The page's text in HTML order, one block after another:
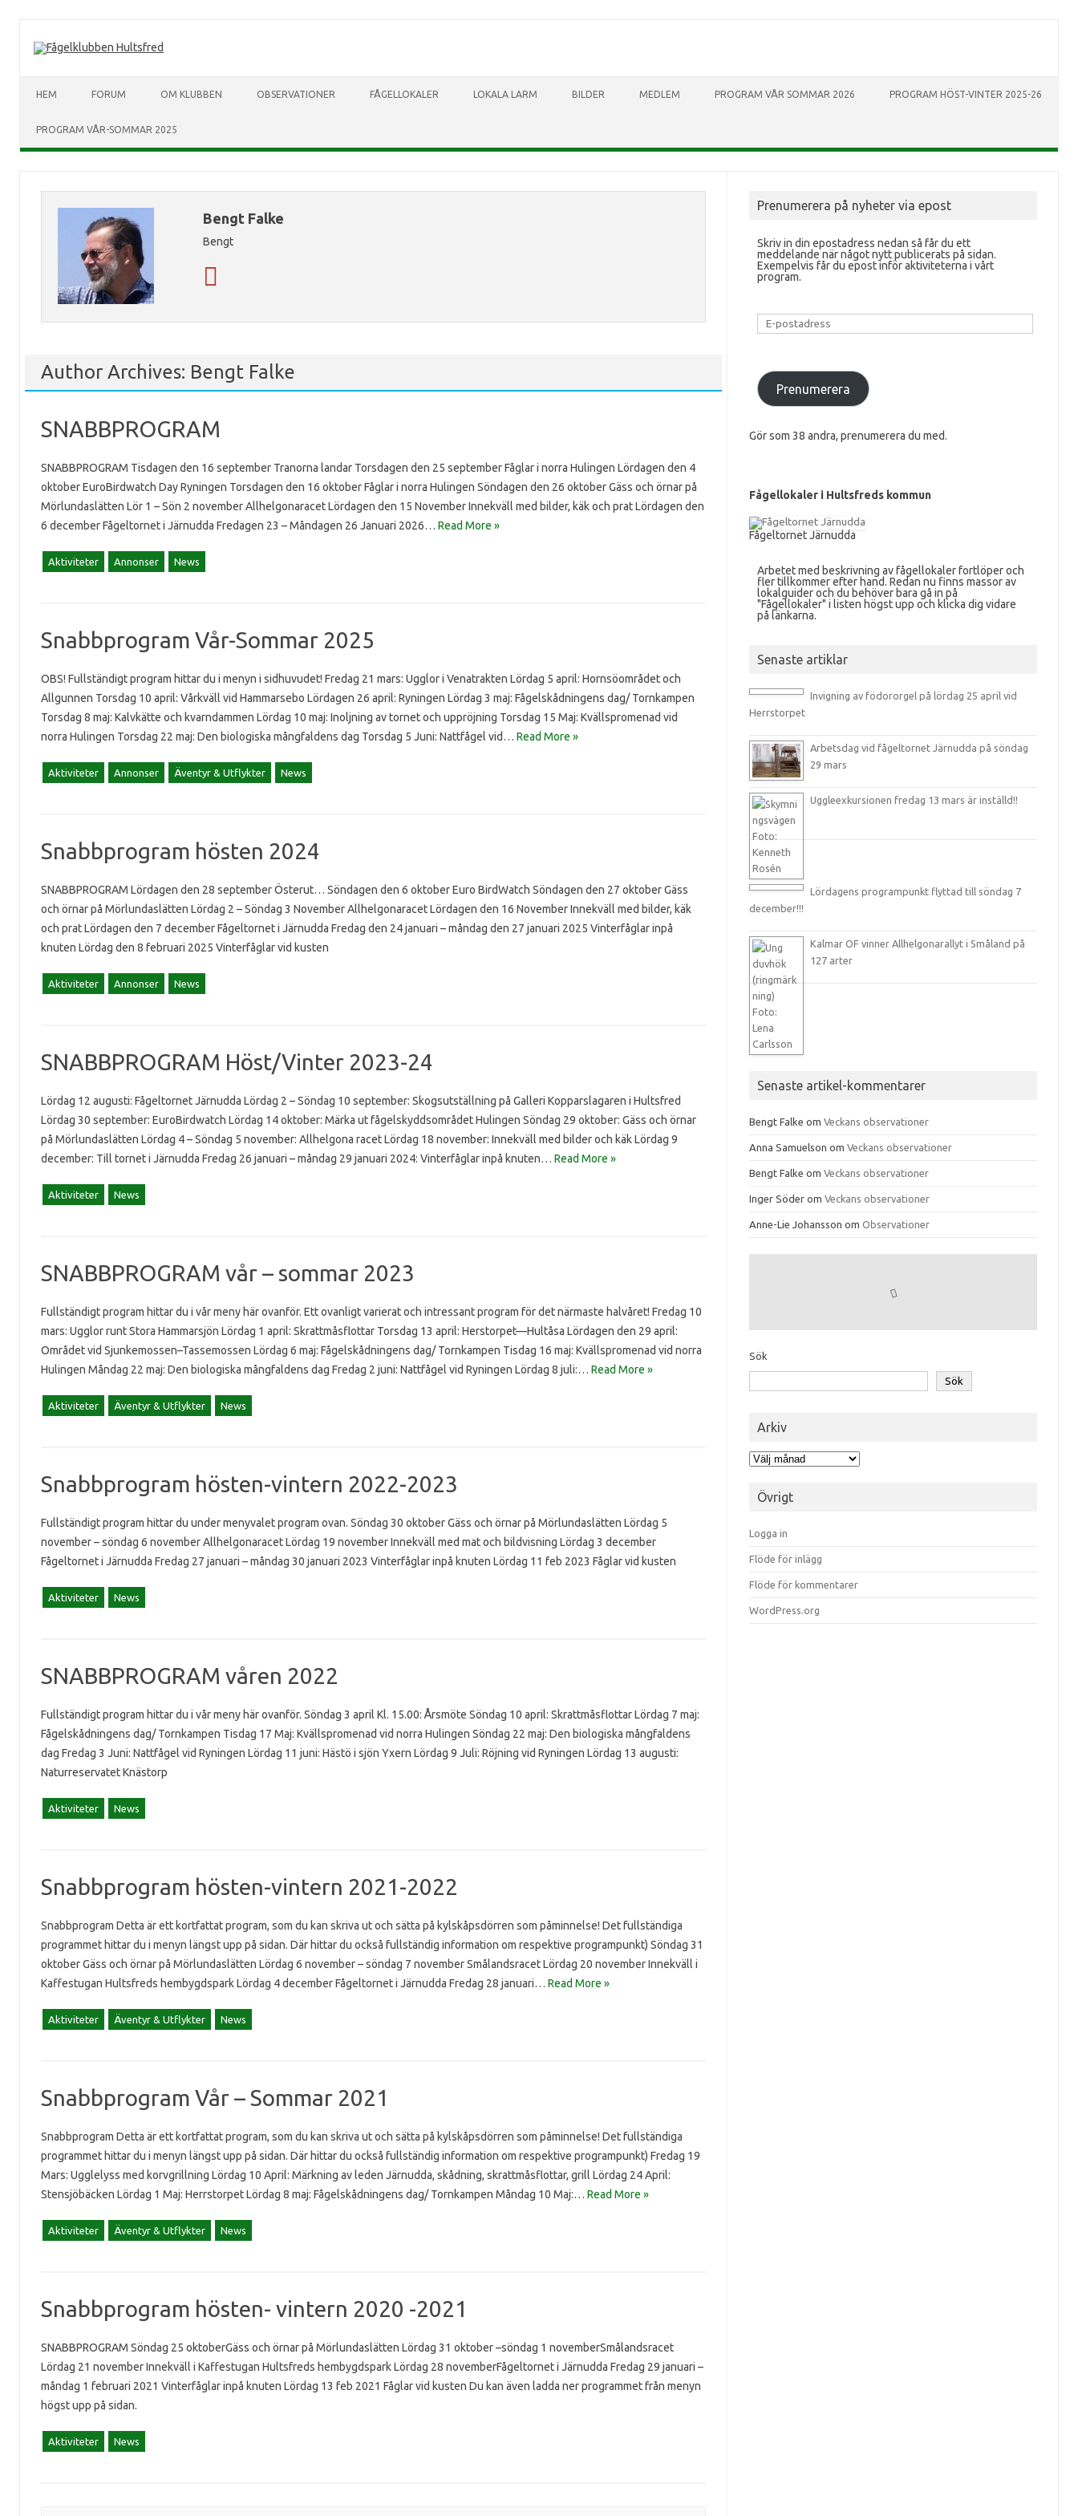
HEM FORUM OM KLUBBEN OBSERVATIONER FÅGELLOKALER LOKALA LARM BILDER MEDLEM PROGRAM VÅR SOMMAR 2026 PROGRAM HÖST-VINTER 2025-26
PROGRAM VÅR-SOMMAR 2025
Bengt Falke
Bengt
Author Archives: Bengt Falke
SNABBPROGRAM
SNABBPROGRAM Tisdagen den 16 september Tranorna landar Torsdagen den 25 september Fåglar i norra Hulingen Lördagen den 4
oktober EuroBirdwatch Day Ryningen Torsdagen den 16 oktober Fåglar i norra Hulingen Söndagen den 26 oktober Gäss och örnar på
Mörlundaslätten Lör 1 – Sön 2 november Allhelgonaracet Lördagen den 15 November Innekväll med bilder, käk och prat Lördagen den
6 december Fågeltornet i Järnudda Fredagen 23 – Måndagen 26 Januari 2026… Read More »
Aktiviteter Annonser News
Snabbprogram Vår-Sommar 2025
OBS! Fullständigt program hittar du i menyn i sidhuvudet! Fredag 21 mars: Ugglor i Venatrakten Lördag 5 april: Hornsöområdet och
Allgunnen Torsdag 10 april: Vårkväll vid Hammarsebo Lördagen 26 april: Ryningen Lördag 3 maj: Fågelskådningens dag/ Tornkampen
Torsdag 8 maj: Kalvkätte och kvarndammen Lördag 10 maj: Inoljning av tornet och uppröjning Torsdag 15 Maj: Kvällspromenad vid
norra Hulingen Torsdag 22 maj: Den biologiska mångfaldens dag Torsdag 5 Juni: Nattfågel vid… Read More »
Aktiviteter Annonser Äventyr & Utflykter News
Snabbprogram hösten 2024
SNABBPROGRAM Lördagen den 28 september Österut… Söndagen den 6 oktober Euro BirdWatch Söndagen den 27 oktober Gäss
och örnar på Mörlundaslätten Lördag 2 – Söndag 3 November Allhelgonaracet Lördagen den 16 November Innekväll med bilder, käk
och prat Lördagen den 7 december Fågeltornet i Järnudda Fredag den 24 januari – måndag den 27 januari 2025 Vinterfåglar inpå
knuten Lördag den 8 februari 2025 Vinterfåglar vid kusten
Aktiviteter Annonser News
SNABBPROGRAM Höst/Vinter 2023-24
Lördag 12 augusti: Fågeltornet Järnudda Lördag 2 – Söndag 10 september: Skogsutställning på Galleri Kopparslagaren i Hultsfred
Lördag 30 september: EuroBirdwatch Lördag 14 oktober: Märka ut fågelskyddsområdet Hulingen Söndag 29 oktober: Gäss och örnar
på Mörlundaslätten Lördag 4 – Söndag 5 november: Allhelgona racet Lördag 18 november: Innekväll med bilder och käk Lördag 9
december: Till tornet i Järnudda Fredag 26 januari – måndag 29 januari 2024: Vinterfåglar inpå knuten… Read More »
Aktiviteter News
SNABBPROGRAM vår – sommar 2023
Fullständigt program hittar du i vår meny här ovanför. Ett ovanligt varierat och intressant program för det närmaste halvåret! Fredag 10
mars: Ugglor runt Stora Hammarsjön Lördag 1 april: Skrattmåsflottar Torsdag 13 april: Herstorpet—Hultåsa Lördagen den 29 april:
Området vid Sjunkemossen–Tassemossen Lördag 6 maj: Fågelskådningens dag/ Tornkampen Tisdag 16 maj: Kvällspromenad vid norra
Hulingen Måndag 22 maj: Den biologiska mångfaldens dag Fredag 2 juni: Nattfågel vid Ryningen Lördag 8 juli:… Read More »
Aktiviteter Äventyr & Utflykter News
Snabbprogram hösten-vintern 2022-2023
Fullständigt program hittar du under menyvalet program ovan. Söndag 30 oktober Gäss och örnar på Mörlundaslätten Lördag 5
november – söndag 6 november Allhelgonaracet Lördag 19 november Innekväll med mat och bildvisning Lördag 3 december
Fågeltornet i Järnudda Fredag 27 januari – måndag 30 januari 2023 Vinterfåglar inpå knuten Lördag 11 feb 2023 Fåglar vid kusten
Aktiviteter News
SNABBPROGRAM våren 2022
Fullständigt program hittar du i vår meny här ovanför. Söndag 3 april Kl. 15.00: Årsmöte Söndag 10 april: Skrattmåsflottar Lördag 7 maj:
Fågelskådningens dag/ Tornkampen Tisdag 17 Maj: Kvällspromenad vid norra Hulingen Söndag 22 maj: Den biologiska mångfaldens
dag Fredag 3 Juni: Nattfågel vid Ryningen Lördag 11 juni: Hästö i sjön Yxern Lördag 9 Juli: Röjning vid Ryningen Lördag 13 augusti:
Naturreservatet Knästorp
Aktiviteter News
Snabbprogram hösten-vintern 2021-2022
Snabbprogram Detta är ett kortfattat program, som du kan skriva ut och sätta på kylskåpsdörren som påminnelse! Det fullständiga
programmet hittar du i menyn längst upp på sidan. Där hittar du också fullständig information om respektive programpunkt) Söndag 31
oktober Gäss och örnar på Mörlundaslätten Lördag 6 november – söndag 7 november Smålandsracet Lördag 20 november Innekväll i
Kaffestugan Hultsfreds hembygdspark Lördag 4 december Fågeltornet i Järnudda Fredag 28 januari… Read More »
Aktiviteter Äventyr & Utflykter News
Snabbprogram Vår – Sommar 2021
Snabbprogram Detta är ett kortfattat program, som du kan skriva ut och sätta på kylskåpsdörren som påminnelse! Det fullständiga
programmet hittar du i menyn längst upp på sidan. Där hittar du också fullständig information om respektive programpunkt) Fredag 19
Mars: Ugglelyss med korvgrillning Lördag 10 April: Märkning av leden Järnudda, skådning, skrattmåsflottar, grill Lördag 24 April:
Stensjöbäcken Lördag 1 Maj: Herrstorpet Lördag 8 maj: Fågelskådningens dag/ Tornkampen Måndag 10 Maj:… Read More »
Aktiviteter Äventyr & Utflykter News
Snabbprogram hösten- vintern 2020 -2021
SNABBPROGRAM Söndag 25 oktoberGäss och örnar på Mörlundaslätten Lördag 31 oktober –söndag 1 novemberSmålandsracet
Lördag 21 november Innekväll i Kaffestugan Hultsfreds hembygdspark Lördag 28 novemberFågeltornet i Järnudda Fredag 29 januari –
måndag 1 februari 2021 Vinterfåglar inpå knuten Lördag 13 feb 2021 Fåglar vid kusten Du kan även ladda ner programmet från menyn
högst upp på sidan.
Aktiviteter News
Prenumerera på nyheter via epost
Skriv in din epostadress nedan så får du ett
meddelande när något nytt publicerats på sidan.
Exempelvis får du epost inför aktiviteterna i vårt
program.
E-
postadress
Prenumerera
Gör som 38 andra, prenumerera du med.
Fågellokaler i Hultsfreds kommun
Fågeltornet Järnudda
Arbetet med beskrivning av fågellokaler fortlöper och
fler tillkommer efter hand. Redan nu finns massor av
lokalguider och du behöver bara gå in på
"Fågellokaler" i listen högst upp och klicka dig vidare
på länkarna.
Senaste artiklar
Invigning av födororgel på lördag 25 april vid
Herrstorpet
Arbetsdag vid fågeltornet Järnudda på söndag
29 mars
Uggleexkursionen fredag 13 mars är inställd!!
Lördagens programpunkt flyttad till söndag 7
december!!!
Kalmar OF vinner Allhelgonarallyt i Småland på
127 arter
Senaste artikel-kommentarer
Bengt Falke omVeckans observationer
Anna Samuelson omVeckans observationer
Bengt Falke omVeckans observationer
Inger Söder omVeckans observationer
Anne-Lie Johansson omObservationer
Sök
Sök
Arkiv
Arkiv
Övrigt
Logga in
Flöde för inlägg
Flöde för kommentarer
WordPress.org